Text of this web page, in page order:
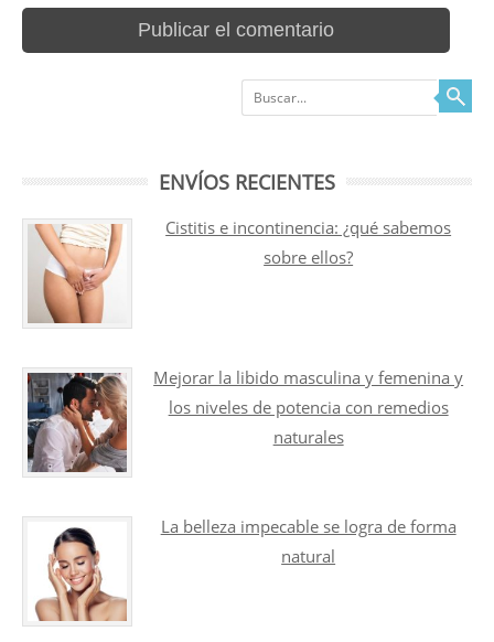
Buscar
ENVÍOS RECIENTES
Cistitis e incontinencia: ¿qué sabemos
sobre ellos?
Mejorar la libido masculina y femenina y
los niveles de potencia con remedios
naturales
La belleza impecable se logra de forma
natural